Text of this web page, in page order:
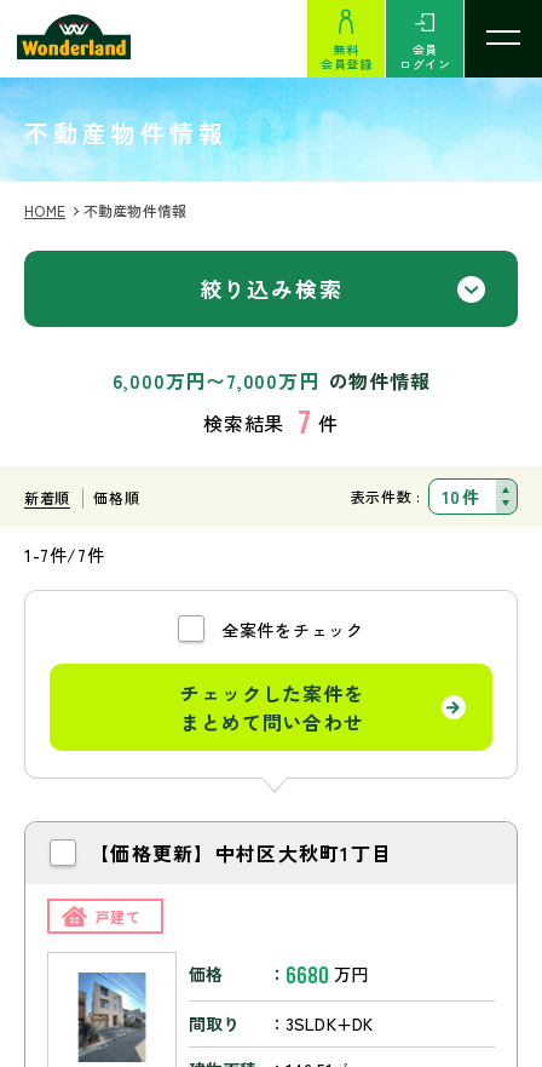
無料
会員登録
会員
ログイン
不動産物件情報
SEARCH
HOME 不動産物件情報
絞り込み検索
6,000万円〜7,000万円 の物件情報
検索結果 7 件
新着順 価格順 表示件数 :
1-7件/7件
全案件をチェック
チェックした案件を
まとめて問い合わせ
【価格更新】中村区大秋町1丁目
戸建て
価格 6680 万円
間取り
3SLDK+DK